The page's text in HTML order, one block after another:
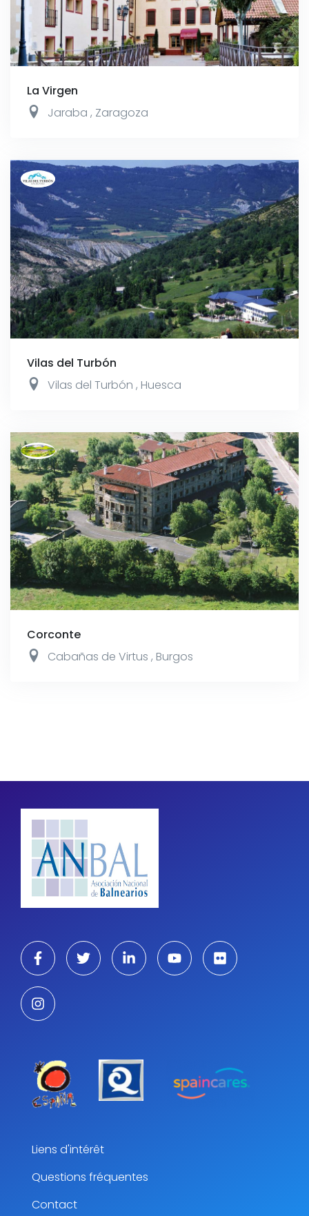
La Virgen
Jaraba , Zaragoza
Vilas del Turbón
Vilas del Turbón , Huesca
Corconte
Cabañas de Virtus , Burgos
Liens d'intérêt
Questions fréquentes
Contact